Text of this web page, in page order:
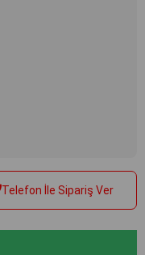
Telefon İle Sipariş Ver